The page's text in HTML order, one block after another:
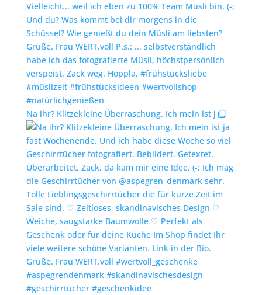
Na ihr? Klitzekleine Überraschung. Ich mein ist j